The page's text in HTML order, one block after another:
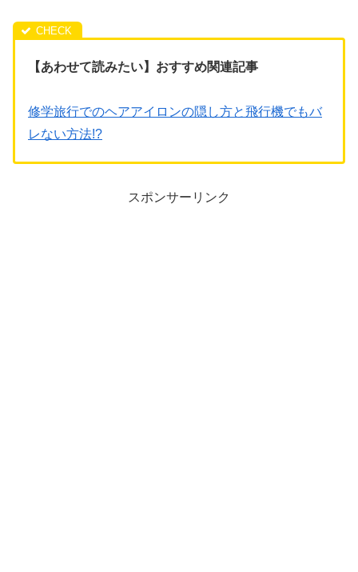
【あわせて読みたい】おすすめ関連記事
修学旅行でのヘアアイロンの隠し方と飛行機でもバ
レない方法!?
スポンサーリンク